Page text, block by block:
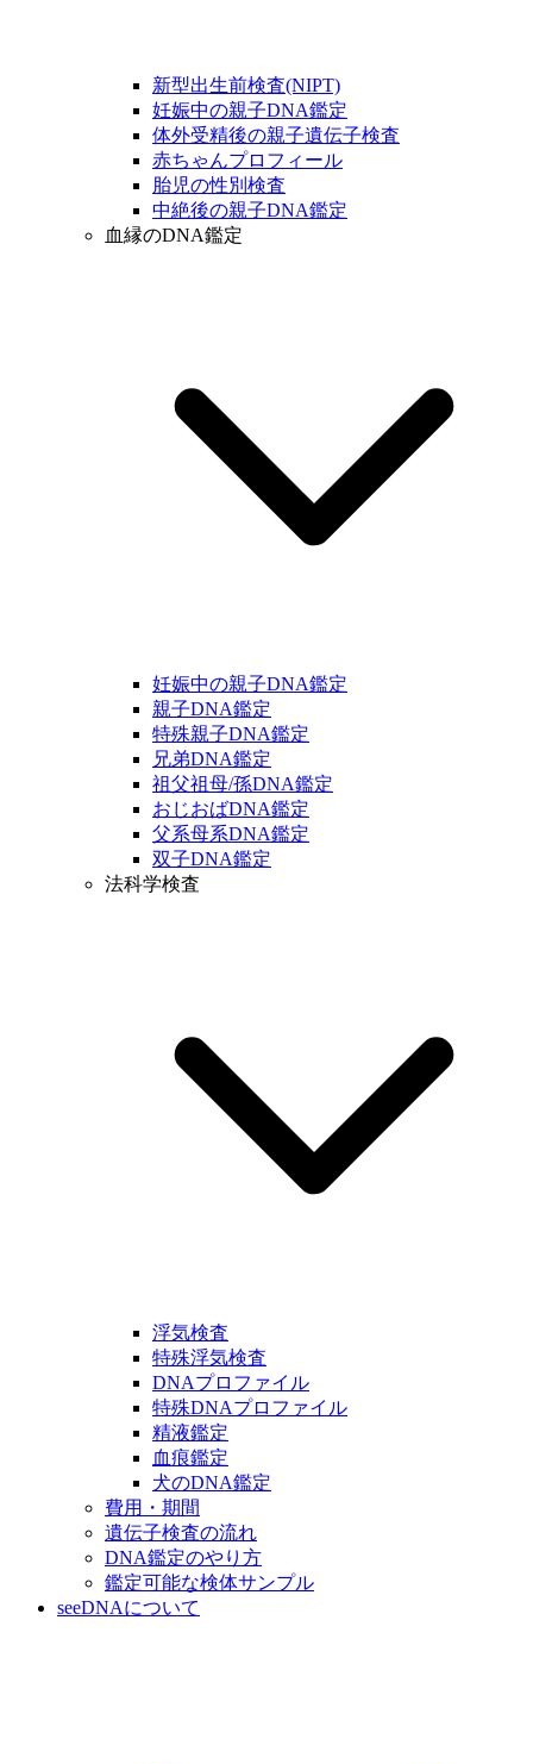
新型出生前検査(NIPT)
妊娠中の親子DNA鑑定
体外受精後の親子遺伝子検査
赤ちゃんプロフィール
胎児の性別検査
中絶後の親子DNA鑑定
血縁のDNA鑑定
妊娠中の親子DNA鑑定
親子DNA鑑定
特殊親子DNA鑑定
兄弟DNA鑑定
祖父祖母/孫DNA鑑定
おじおばDNA鑑定
父系母系DNA鑑定
双子DNA鑑定
法科学検査
浮気検査
特殊浮気検査
DNAプロファイル
特殊DNAプロファイル
精液鑑定
血痕鑑定
犬のDNA鑑定
費用・期間
遺伝子検査の流れ
DNA鑑定のやり方
鑑定可能な検体サンプル
seeDNAについて